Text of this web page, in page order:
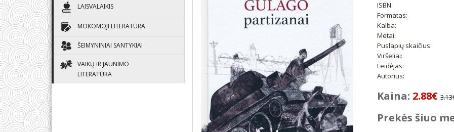
LAISVALAIKIS
MOKOMOJI LITERATŪRA
ŠEIMYNINIAI SANTYKIAI
VAIKŲ IR JAUNIMO
LITERATŪRA
ISBN:
Formatas:
Kalba:
Metai:
Puslapių skaičius:
Viršeliai:
Leidėjas:
Autorius:
Kaina: 2.88€
Prekės šiuo